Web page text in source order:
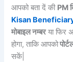
आपको बता दें की PM
Kisan
मोबाइल नम्बरया फिर
होगा, ताकि आपको
सकें|